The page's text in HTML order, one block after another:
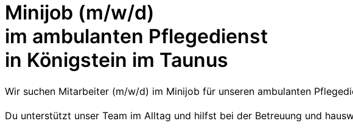
Minijob (m/w/d)
im ambulanten Pflegedienst
in Königstein im Taunus
Wir suchen Mitarbeiter (m/w/d) im Minijob für unseren ambulanten
Du unterstützt unser Team im Alltag und hilfst bei der Betreuung und